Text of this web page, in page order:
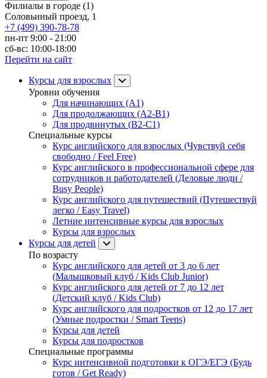
Филиалы в городе (1)
Соловьиный проезд, 1
+7 (499) 390-78-78
пн-пт 9:00 - 21:00
сб-вс: 10:00-18:00
Перейти на сайт
Курсы для взрослых
Уровни обучения
Для начинающих (A1)
Для продолжающих (A2-B1)
Для продвинутых (B2-C1)
Специальные курсы
Курс английского для взрослых (Чувствуй себя
свободно / Feel Free)
Курс английского в профессиональной сфере для
сотрудников и работодателей (Деловые люди /
Busy People)
Курс английского для путешествий (Путешествуй
легко / Easy Travel)
Летние интенсивные курсы для взрослых
Курсы для взрослых
Курсы для детей
По возрасту
Курс английского для детей от 3 до 6 лет
(Малышковый клуб / Kids Club Junior)
Курс английского для детей от 7 до 12 лет
(Детский клуб / Kids Club)
Курс английского для подростков от 12 до 17 лет
(Умные подростки / Smart Teens)
Курсы для детей
Курсы для подростков
Специальные программы
Курс интенсивной подготовки к ОГЭ/ЕГЭ (Будь
готов / Get Ready)